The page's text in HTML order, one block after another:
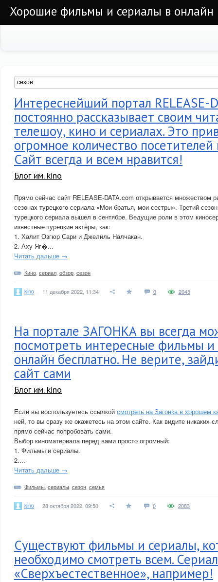
Хорошие фильмы и сериалы в онлайн
Интереснейший портал RELEASE-
постоянно рассказывает своим
телешоу, кино и сериалах. Это
огромное количество посетителей
Сайт всегда и всем нравится!
Блог им. kino
Прямо сейчас сайт RELEASE-DATA.com открывается множеством
сезонах турецкого сериала «Мои братья, мои сестры». Третий
турецкого сериала вышел в сентябре. Ведущие роли в этом
известные турецкие актёры, как:
1. Халит Озгюр Сари и Джелиль Налчакан.
2. Аху Яг�...
Читать дальше →
Кино сериал обзор сезон
kino 11 декабря 2022, 11:34 0 2045
На портале ЗАГОНКА вы всегда
посмотреть интересные фильмы и
онлайн бесплатно. Не верите,
сайт сами
Блог им. kino
Если вы воспользуетесь ссылкой смотреть на Загонка в хорошем
ней, то вы сразу же окажетесь на этом сайте. Как видите никаких
прямо сейчас попробовать сами.
Выбор киноматериала перед вами просто огромный:
1. Фильмы и сериалы.
2....
Читать дальше →
Фильмы сериалы сезон семья
kino 28 октября 2022, 09:50 0 2083
Существуют фильмы и сериалы,
необходимо смотреть всем. Сериал
«Сверхъестественное», например!